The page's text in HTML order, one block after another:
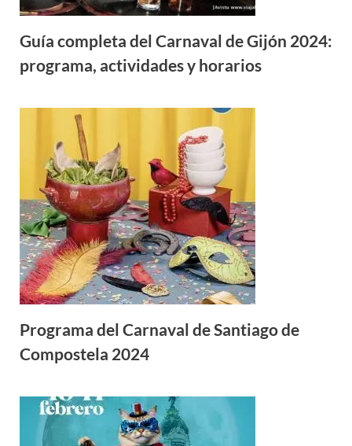
Guía completa del Carnaval de Gijón 2024:
programa, actividades y horarios
Programa del Carnaval de Santiago de
Compostela 2024